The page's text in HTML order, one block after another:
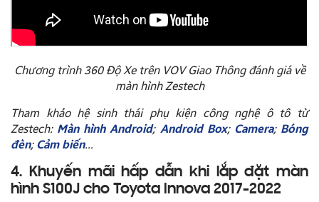
Chương trình 360 Độ Xe trên VOV Giao Thông đánh giá về
màn hình Zestech
Tham khảo hệ sinh thái phụ kiện công nghệ ô tô từ
Zestech: Màn hình Android; Android Box; Camera; Bóng
đèn; Cảm biến…
4. Khuyến mãi hấp dẫn khi lắp đặt màn
hình S100J cho Toyota Innova 2017-2022